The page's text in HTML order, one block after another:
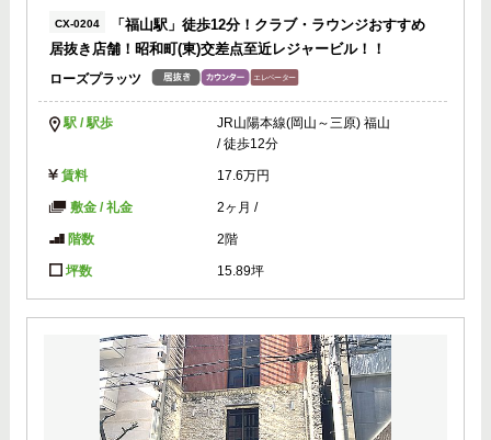
CX-0204
「福山駅」徒歩12分！クラブ・ラウンジおすすめ
居抜き店舗！昭和町(東)交差点至近レジャービル！！
ローズプラッツ
駅 / 駅歩
JR山陽本線(岡山～三原) 福山
/ 徒歩12分
賃料 17.6万円
敷金 / 礼金 2ヶ月 /
階数 2階
坪数 15.89坪